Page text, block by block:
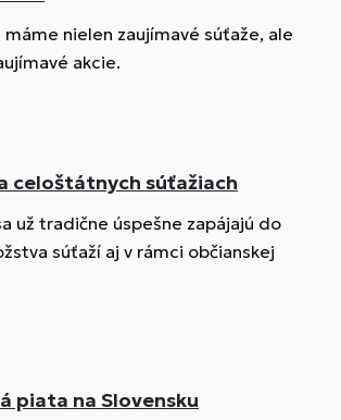
máme nielen zaujímavé súťaže, ale
akcie.
celoštátnych súťažiach
už tradične úspešne zapájajú do
súťaží aj v rámci občianskej
piata na Slovensku